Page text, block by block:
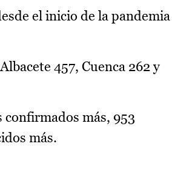
el inicio de la pandemia
457, Cuenca 262 y
confirmados más, 953
más.